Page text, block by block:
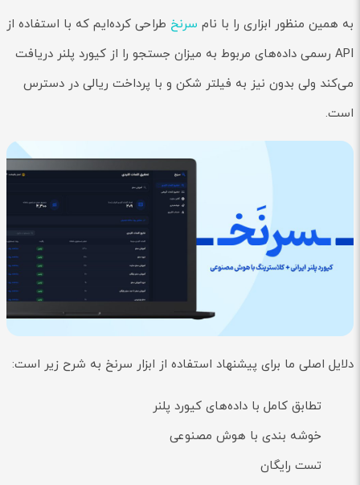
به همین منظور ابزاری را با نام سرنخ طراحی کرده‌ایم که با استفاده از
API رسمی داده‌های مربوط به میزان جستجو را از کیورد پلنر دریافت
می‌کند ولی بدون نیز به فیلتر شکن و با پرداخت ریالی در دسترس
است.
دلایل اصلی ما برای پیشنهاد استفاده از ابزار سرنخ به شرح زیر است:
تطابق کامل با داده‌های کیورد پلنر
خوشه بندی با هوش مصنوعی
تست رایگان